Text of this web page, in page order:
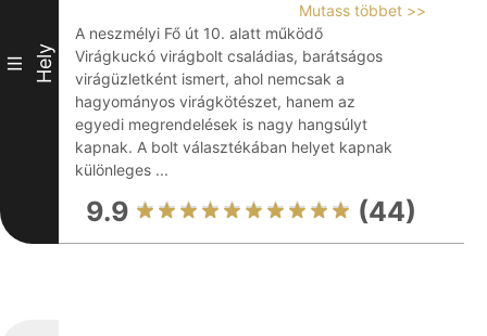
III Hely
Mutass többet >>
A neszmélyi Fő út 10. alatt működő
Virágkuckó virágbolt családias, barátságos
virágüzletként ismert, ahol nemcsak a
hagyományos virágkötészet, hanem az
egyedi megrendelések is nagy hangsúlyt
kapnak. A bolt választékában helyet kapnak
különleges ...
9.9 (44)